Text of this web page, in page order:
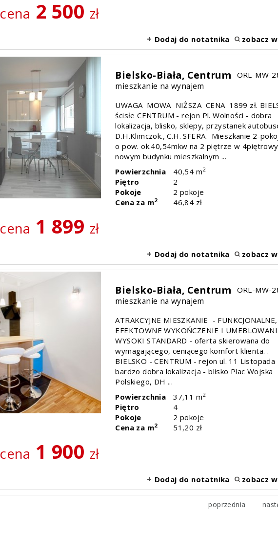
cena 2 500 zł
Dodaj do notatnika zobacz
Bielsko-Biała, Centrum
mieszkanie na wynajem
ORL-MW-
UWAGA MOWA NIŻSZA CENA 1899 zł.
ścisłe CENTRUM - rejon Pl. Wolności - dobra
lokalizacja, blisko, sklepy, przystanek
D.H.Klimczok., C.H. SFERA. Mieszkanie 2-
o pow. ok.40,54mkw na 2 piętrze w
nowym budynku mieszkalnym ...
Powierzchnia
40,54 m2
Piętro
2
Pokoje
2 pokoje
Cena za m2 46,84 zł
cena 1 899 zł
Dodaj do notatnika zobacz
Bielsko-Biała, Centrum
mieszkanie na wynajem
ORL-MW-
ATRAKCYJNE MIESZKANIE - FUNKCJONALNE,
EFEKTOWNE WYKOŃCZENIE I
WYSOKI STANDARD - oferta skierowana do
wymagającego, ceniącego komfort klienta. .
BIELSKO - CENTRUM - rejon ul. 11 Listopada
bardzo dobra lokalizacja - blisko Plac Wojska
Polskiego, DH ...
Powierzchnia
37,11 m2
Piętro
4
Pokoje
2 pokoje
Cena za m2 51,20 zł
cena 1 900 zł
Dodaj do notatnika zobacz
poprzednia